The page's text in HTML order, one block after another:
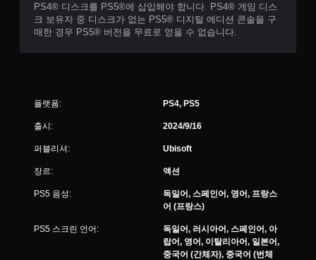
PS4® 디스크를 PS5®에 삽입해야 합니다. PS4® 게임 디스
크 보유자 중 디스크가 없는 PS5® 디지털 에디션 콘솔을 구
매한 경우 PS5® 버전을 무료로 얻을 수 없습니다.
플랫폼: PS4, PS5
출시: 2024/9/16
퍼블리셔: Ubisoft
장르: 액션
PS5 음성:
독일어, 스페인어, 영어, 프랑스
어 (프랑스)
PS5 스크린 언어:
독일어, 러시아어, 스페인어, 아
랍어, 영어, 이탈리아어, 일본어,
중국어 (간체자), 중국어 (번체